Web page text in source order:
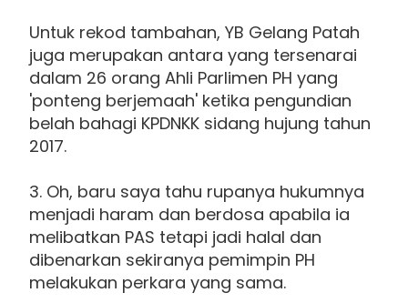
Untuk rekod tambahan, YB Gelang Patah
juga merupakan antara yang tersenarai
dalam 26 orang Ahli Parlimen PH yang
'ponteng berjemaah' ketika pengundian
belah bahagi KPDNKK sidang hujung tahun
2017.
3. Oh, baru saya tahu rupanya hukumnya
menjadi haram dan berdosa apabila ia
melibatkan PAS tetapi jadi halal dan
dibenarkan sekiranya pemimpin PH
melakukan perkara yang sama.